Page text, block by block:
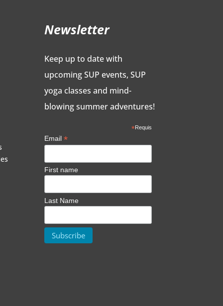
Newsletter
Keep up to date with
upcoming SUP events, SUP
yoga classes and mind-
blowing summer adventures!
*Requis
Email*
First name
Last Name